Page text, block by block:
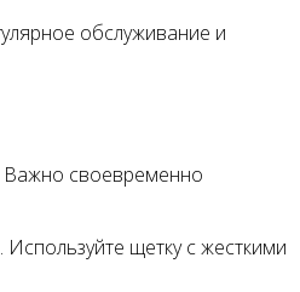
обслуживание и
Важно своевременно
щетку с жесткими